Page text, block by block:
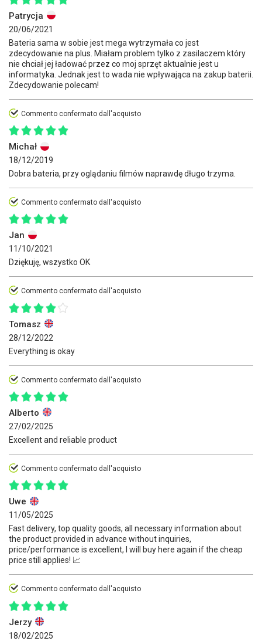
Patrycja
20/06/2021
Bateria sama w sobie jest mega wytrzymała co jest
zdecydowanie na plus. Miałam problem tylko z zasilaczem który
nie chciał jej ładować przez co moj sprzęt aktualnie jest u
informatyka. Jednak jest to wada nie wpływająca na zakup baterii.
Zdecydowanie polecam!
Commento confermato dall'acquisto
Michał
18/12/2019
Dobra bateria, przy oglądaniu filmów naprawdę długo trzyma.
Commento confermato dall'acquisto
Jan
11/10/2021
Dziękuję, wszystko OK
Commento confermato dall'acquisto
Tomasz
28/12/2022
Everything is okay
Commento confermato dall'acquisto
Alberto
27/02/2025
Excellent and reliable product
Commento confermato dall'acquisto
Uwe
11/05/2025
Fast delivery, top quality goods, all necessary information about
the product provided in advance without inquiries,
price/performance is excellent, I will buy here again if the cheap
price still applies! 📈
Commento confermato dall'acquisto
Jerzy
18/02/2025